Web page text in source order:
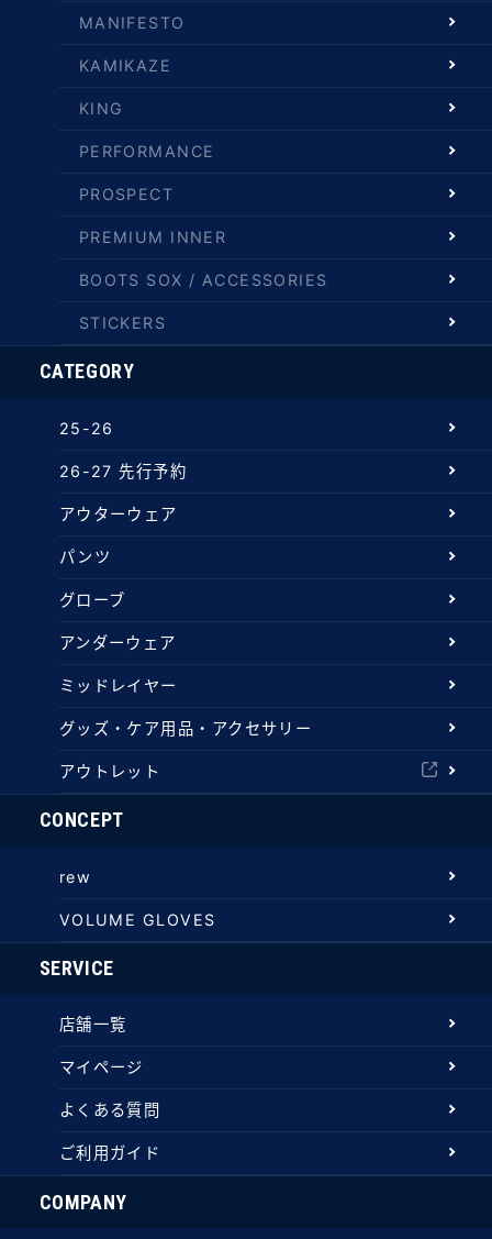
MANIFESTO
KAMIKAZE
KING
PERFORMANCE
PROSPECT
PREMIUM INNER
BOOTS SOX / ACCESSORIES
STICKERS
CATEGORY
25-26
26-27 先行予約
アウターウェア
パンツ
グローブ
アンダーウェア
ミッドレイヤー
グッズ・ケア用品・アクセサリー
アウトレット
CONCEPT
rew
VOLUME GLOVES
SERVICE
店舗一覧
マイページ
よくある質問
ご利用ガイド
COMPANY